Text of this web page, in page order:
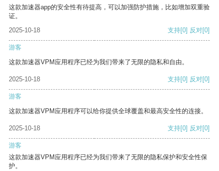
这款加速器app的安全性有待提高，可以加强防护措施，比如增加双重验
证。
2025-10-18
支持[0] 反对[0]
游客
这款加速器VPM应用程序已经为我们带来了无限的隐私和自由。
2025-10-18 支持[0] 反对[0]
游客
这款加速器VPM应用程序可以给你提供全球覆盖和最高安全性的连接。
2025-10-18 支持[0] 反对[0]
游客
这款加速器VPM应用程序已经为我们带来了无限的隐私保护和安全性保
护。